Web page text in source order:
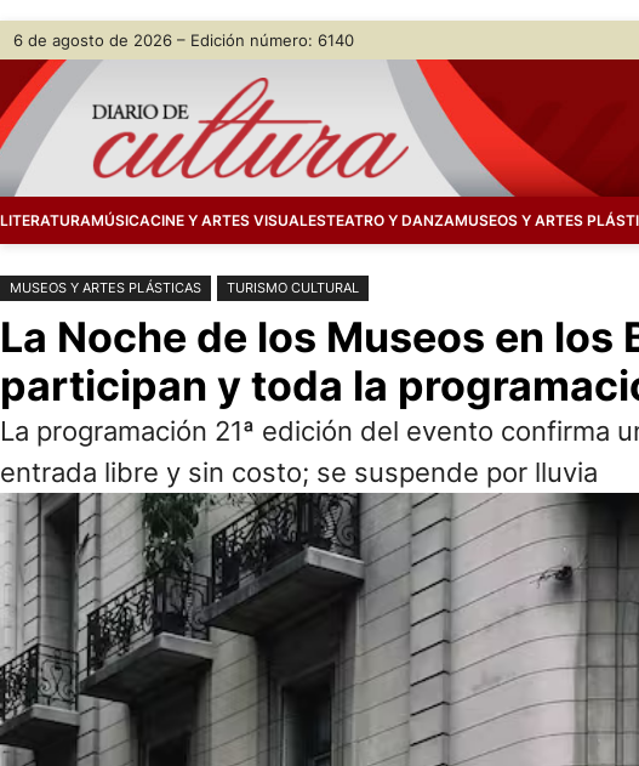
Saltar
contenido
Skip
content
6 de agosto de 2026 – Edición número: 6140
LITERATURAMÚSICACINE Y ARTES VISUALESTEATRO Y DANZAMUSEOS Y ARTES
MUSEOS Y ARTES PLÁSTICAS TURISMO CULTURAL
La Noche de los Museos en
participan y toda la
La programación 21ª edición del evento confirma
entrada libre y sin costo; se suspende por lluvia